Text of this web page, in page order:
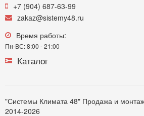
+7 (904) 687-63-99
zakaz@sistemy48.ru
Время работы:
Пн-ВС: 8:00 - 21:00
Каталог
"Системы Климата 48" Продажа и
2014-2026